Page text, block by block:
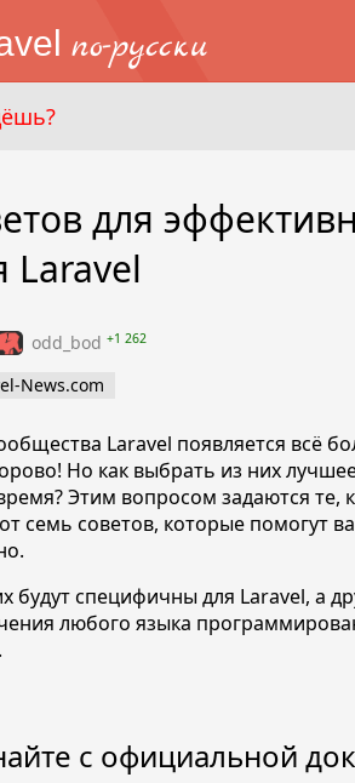
по-русски
для
Laravel
odd_bod +1 262
News.com
Laravel появляется всё
Но как выбрать из них
Этим вопросом задаются те,
семь советов, которые помогут
будут специфичны для Laravel, а
любого языка
с официальной